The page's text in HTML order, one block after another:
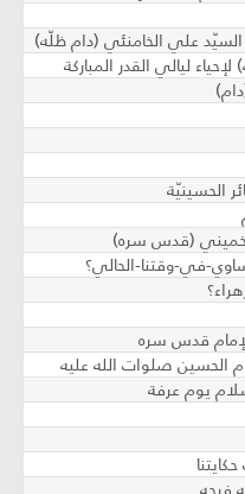
السيّد علي الخامنئي (دام ظلّه)
ليالي القدر المباركة
الحسينيّة
(قدس سره)
في-وقتنا-الحالي؟
قدس سره
الحسين صلوات الله عليه
يوم عرفة